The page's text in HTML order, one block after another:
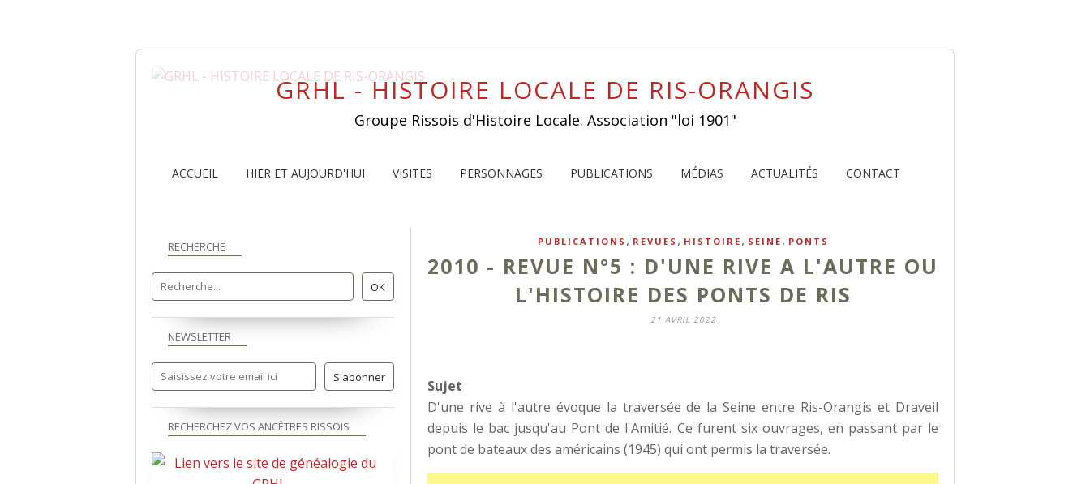
GRHL - HISTOIRE LOCALE DE RIS-ORANGIS
Groupe Rissois d'Histoire Locale. Association "loi 1901"
ACCUEIL HIER ET AUJOURD'HUI VISITES PERSONNAGES PUBLICATIONS MÉDIAS ACTUALITÉS CONTACT
PUBLICATIONS , REVUES , HISTOIRE , SEINE , PONTS
2010 - REVUE N°5 : D'UNE RIVE A L'AUTRE OU
L'HISTOIRE DES PONTS DE RIS
21 AVRIL 2022
Sujet
D'une rive à l'autre évoque la traversée de la Seine entre Ris-Orangis et Draveil
depuis le bac jusqu'au Pont de l'Amitié. Ce furent six ouvrages, en passant par le
pont de bateaux des américains (1945) qui ont permis la traversée.
NEWSLETTER
RECHERCHE
RECHERCHEZ VOS ANCÊTRES RISSOIS